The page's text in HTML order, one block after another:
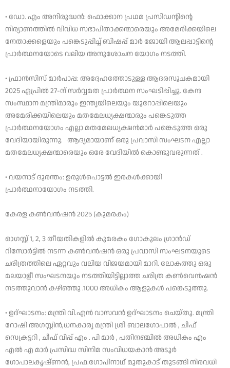
• ഡോ. എം അനിരുദ്ധൻ: ഫൊക്കാന പ്രഥമ പ്രസിഡന്റിന്റെ
നിര്യാണത്തിൽ വിവിധ സഭാപിതാക്കന്മാരെയും അമേരിക്കയിലെ
നേതാക്കളെയും പങ്കെടുപ്പിച്ച് ബിഷപ്പ് മാർ ജോയി ആലപ്പാട്ടിന്റെ
പ്രാർത്ഥനയോടെ വലിയ അനുശോചന യോഗം നടത്തി.
• ഫ്രാൻസിസ് മാർപാപ്പ: അദ്ദേഹത്തോടുള്ള ആദരസൂചകമായി
2025 ഏപ്രിൽ 27-ന് സർവ്വമത പ്രാർത്ഥന സംഘടിപ്പിച്ചു. കേന്ദ
സംസ്ഥാന മന്ത്രിമാരും ഇന്ത്യയിലെയും യൂറോപ്പിലെയും
അമേരിക്കയിലെയും മതമേലധ്യക്ഷന്മാരും പങ്കെടുത്ത
പ്രാർത്ഥനയോഗം എല്ലാ മതമേലധ്യക്ഷൻമാർ പങ്കെടുത്ത ഒരു
വേദിയായിരുന്നു. ആദ്യമായാണ് ഒരു പ്രവാസി സംഘടന എല്ലാ
മതമേലധ്യക്ഷന്മാരെയും ഒരേ വേദിയിൽ കൊണ്ടുവരുന്നത് .
• വയനാട് ദുരന്തം: ഉരുൾപൊട്ടൽ ഇരകൾക്കായി
പ്രാർത്ഥനായോഗം നടത്തി.
കേരള കൺവൻഷൻ 2025 (കുമരകം)
ഓഗസ്റ്റ് 1, 2, 3 തീയതികളിൽ കുമരകം ഗോകുലം ഗ്രാൻഡ്
റിസോർട്ടിൽ നടന്ന കൺവൻഷൻ ഒരു പ്രവാസി സംഘടനയുടെ
ചരിത്രത്തിലെ ഏറ്റവും വലിയ വിജയമായി മാറി. ലോകത്തു ഒരു
മലയാളീ സംഘടനയും നടത്തിയിട്ടില്ലാത്ത ചരിത്ര കൺവെൻഷൻ
നടത്തുവാൻ കഴിഞ്ഞു .1000 അധികം ആളുകൾ പങ്കെടുത്തു.
• ഉദ്ഘാടനം: മന്ത്രി വി.എൻ വാസവൻ ഉദ്ഘാടനം ചെയ്തു. മന്ത്രി
റോഷി അഗസ്റ്റിൻ,ധനകാര്യ മന്ത്രി ശ്രീ ബാലഗോപാൽ , ചീഫ്
സെക്രട്ടറി , ചീഫ് വിപ്പ് എം . പി മാർ , പതിനഞ്ചിൽ അധികം എം
എൽ എ മാർ പ്രസിദ്ധ സിനിമ സംവിധയകാൻ അടൂർ
ഗോപാലകൃഷ്ണൻ, പ്രഫ.ഗോപിനാഥ് മുതുകാട് തുടങ്ങി നിരവധി